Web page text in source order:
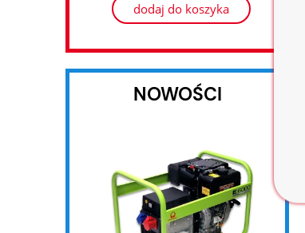
dodaj do koszyka
NOWOŚCI